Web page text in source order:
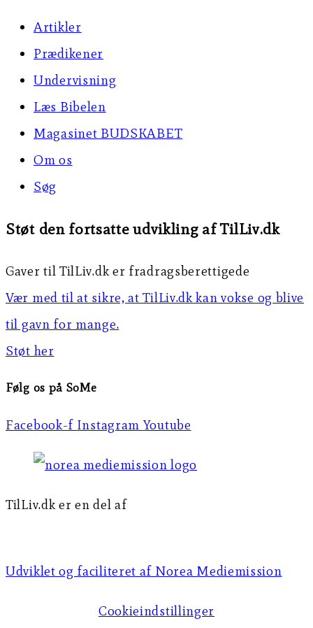
Artikler
Prædikener
Undervisning
Læs Bibelen
Magasinet BUDSKABET
Om os
Søg
Støt den fortsatte udvikling af TilLiv.dk
Gaver til TilLiv.dk er fradragsberettigede
Vær med til at sikre, at TilLiv.dk kan vokse og blive
til gavn for mange.
Støt her
Følg os på SoMe
Facebook-f Instagram Youtube
TilLiv.dk er en del af
Udviklet og faciliteret af Norea Mediemission​​
Cookieindstillinger